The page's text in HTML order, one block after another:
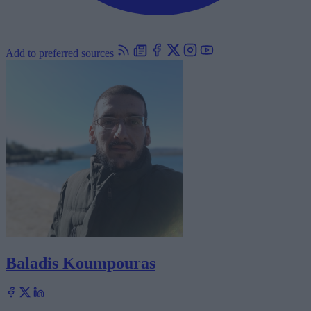
Add to preferred sources
Baladis Koumpouras